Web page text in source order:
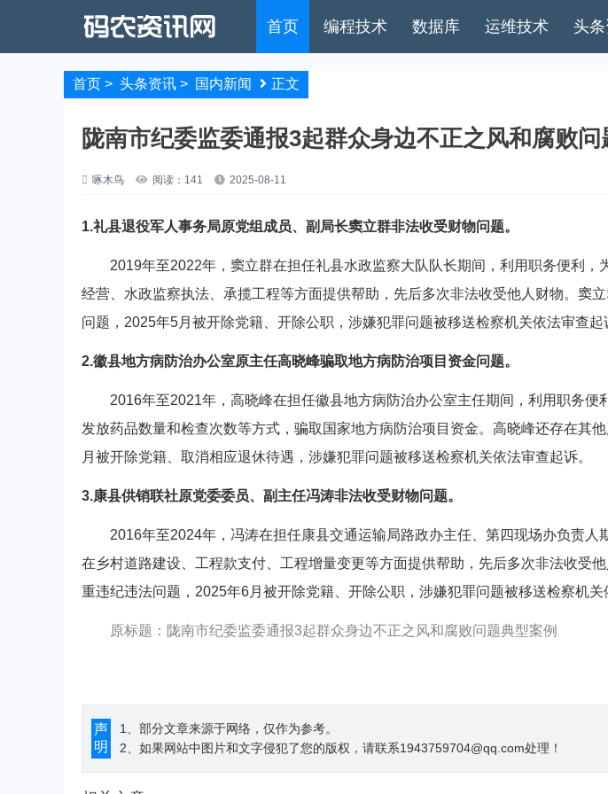
首页 编程技术 数据库 运维技术 头
首页 > 头条资讯 > 国内新闻 正文
陇南市纪委监委通报3起群众身边不正之风和腐败问
啄木鸟 阅读：141 2025-08-11
1.礼县退役军人事务局原党组成员、副局长窦立群非法收受财物问题。
2019年至2022年，窦立群在担任礼县水政监察大队队长期间，利用职务便利，
经营、水政监察执法、承揽工程等方面提供帮助，先后多次非法收受他人财物。窦
问题，2025年5月被开除党籍、开除公职，涉嫌犯罪问题被移送检察机关依法审查起
2.徽县地方病防治办公室原主任高晓峰骗取地方病防治项目资金问题。
2016年至2021年，高晓峰在担任徽县地方病防治办公室主任期间，利用职务便
发放药品数量和检查次数等方式，骗取国家地方病防治项目资金。高晓峰还存在其
月被开除党籍、取消相应退休待遇，涉嫌犯罪问题被移送检察机关依法审查起诉。
3.康县供销联社原党委委员、副主任冯涛非法收受财物问题。
2016年至2024年，冯涛在担任康县交通运输局路政办主任、第四现场办负责人
在乡村道路建设、工程款支付、工程增量变更等方面提供帮助，先后多次非法收受
重违纪违法问题，2025年6月被开除党籍、开除公职，涉嫌犯罪问题被移送检察机关
原标题：陇南市纪委监委通报3起群众身边不正之风和腐败问题典型案例
声
明
1、部分文章来源于网络，仅作为参考。
2、如果网站中图片和文字侵犯了您的版权，请联系1943759704@qq.com处理！